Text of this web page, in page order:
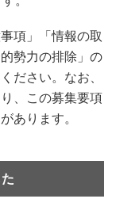
項」「情報の取
勢力の排除」の
ださい。なお、
、この募集要項
あります。